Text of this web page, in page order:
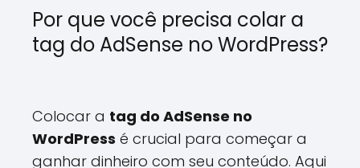
Por que você precisa colar a
tag do AdSense no WordPress?
Colocar a tag do AdSense no
WordPress é crucial para começar a
ganhar dinheiro com seu conteúdo. Aqui